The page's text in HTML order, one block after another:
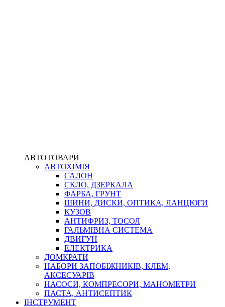
АВТОТОВАРИ
АВТОХІМІЯ
САЛОН
СКЛО, ДЗЕРКАЛА
ФАРБА, ГРУНТ
ШИНИ, ДИСКИ, ОПТИКА, ЛАНЦЮГИ
КУЗОВ
АНТИФРИЗ, ТОСОЛ
ГАЛЬМІВНА СИСТЕМА
ДВИГУН
ЕЛЕКТРИКА
ДОМКРАТИ
НАБОРИ ЗАПОБІЖНИКІВ, КЛЕМ,
АКСЕСУАРІВ
НАСОСИ, КОМПРЕСОРИ, МАНОМЕТРИ
ПАСТА, АНТИСЕПТИК
ІНСТРУМЕНТ